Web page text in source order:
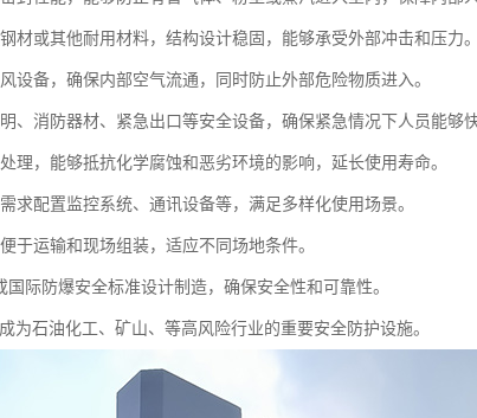
材或其他耐用材料，结构设计稳固，能够承受外部冲击和压力。
设备，确保内部空气流通，同时防止外部危险物质进入。
、消防器材、紧急出口等安全设备，确保紧急情况下人员能够快
理，能够抵抗化学腐蚀和恶劣环境的影响，延长使用寿命。
求配置监控系统、通讯设备等，满足多样化使用场景。
于运输和现场组装，适应不同场地条件。
国际防爆安全标准设计制造，确保安全性和可靠性。
为石油化工、矿山、等高风险行业的重要安全防护设施。